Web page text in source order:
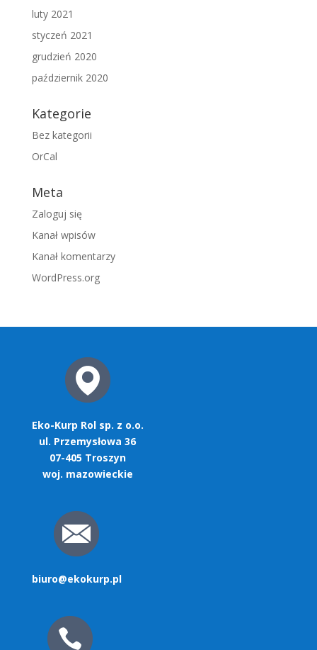
luty 2021
styczeń 2021
grudzień 2020
październik 2020
Kategorie
Bez kategorii
OrCal
Meta
Zaloguj się
Kanał wpisów
Kanał komentarzy
WordPress.org
Eko-Kurp Rol sp. z o.o.
ul. Przemysłowa 36
07-405 Troszyn
woj. mazowieckie
biuro@ekokurp.pl